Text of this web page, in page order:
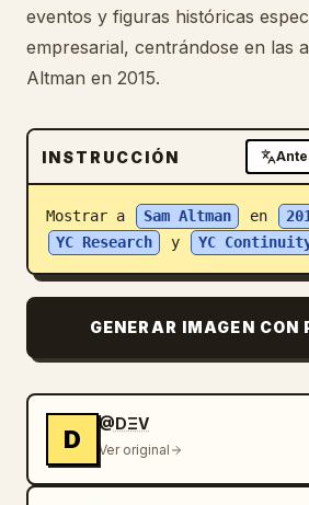
Descargar
Blog
Actualizaciones
eventos y figuras históricas
empresarial, centrándose en las
Altman en 2015.
INSTRUCCIÓN
Mostrar a Sam Altman en
YC Research
y YC
GENERAR IMAGEN CON
D
@DΞV
Ver original